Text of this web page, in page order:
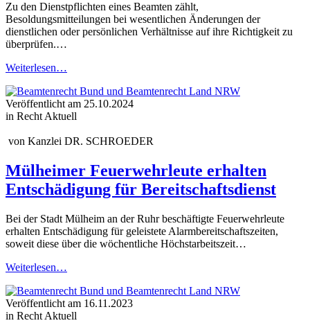
Zu den Dienstpflichten eines Beamten zählt,
Besoldungsmitteilungen bei wesentlichen Änderungen der
dienstlichen oder persönlichen Verhältnisse auf ihre Richtigkeit zu
überprüfen.…
Weiterlesen…
Veröffentlicht am 25.10.2024
in Recht Aktuell
von Kanzlei DR. SCHROEDER
Mülheimer Feuerwehrleute erhalten
Entschädigung für Bereitschaftsdienst
Bei der Stadt Mülheim an der Ruhr beschäftigte Feuerwehrleute
erhalten Entschädigung für geleistete Alarmbereitschaftszeiten,
soweit diese über die wöchentliche Höchstarbeitszeit…
Weiterlesen…
Veröffentlicht am 16.11.2023
in Recht Aktuell